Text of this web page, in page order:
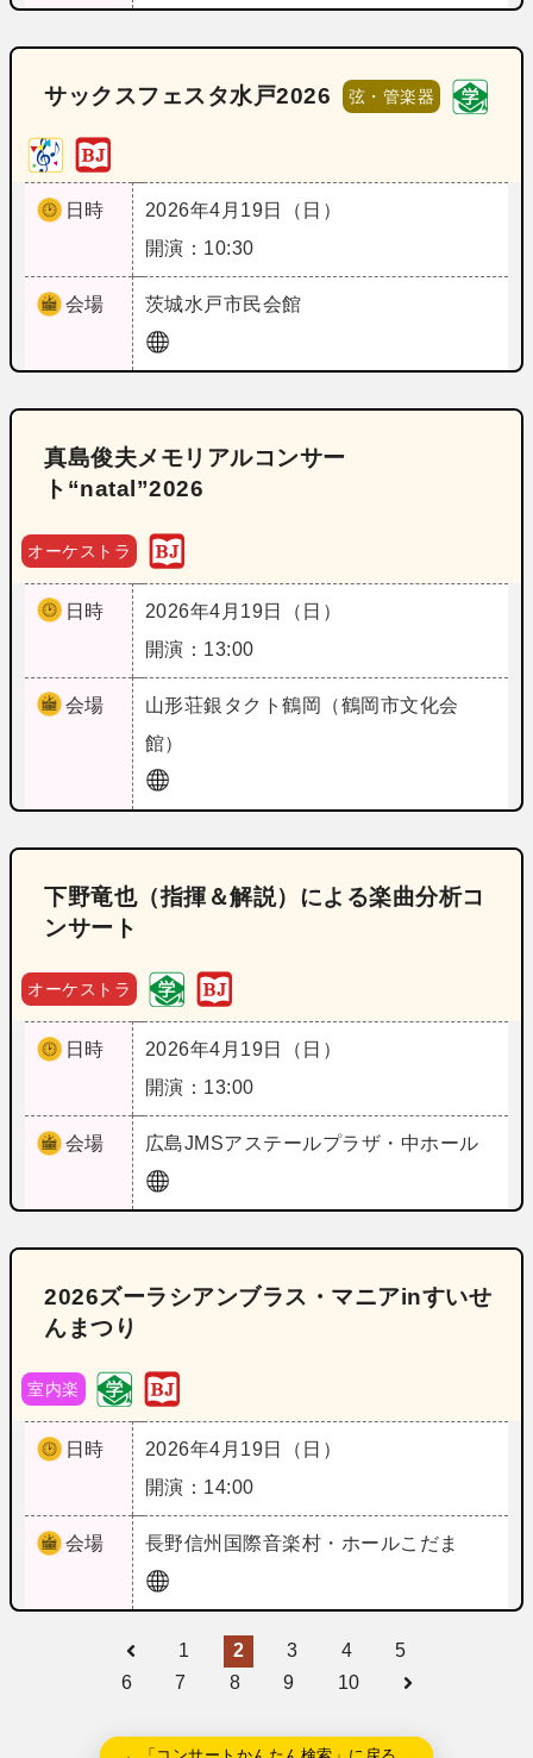
サックスフェスタ水戸2026 弦・管楽器
日時
2026年4月19日（日）
開演：10:30
会場 茨城水戸市民会館
真島俊夫メモリアルコンサー
ト“natal”2026
オーケストラ
日時
2026年4月19日（日）
開演：13:00
会場 山形荘銀タクト鶴岡（鶴岡市文化会
館）
下野竜也（指揮＆解説）による楽曲分析コ
ンサート
オーケストラ
日時
2026年4月19日（日）
開演：13:00
会場 広島JMSアステールプラザ・中ホール
2026ズーラシアンブラス・マニアinすいせ
んまつり
室内楽
日時
2026年4月19日（日）
開演：14:00
会場 長野信州国際音楽村・ホールこだま
1 2 3 4
5
6
7 8 9 10